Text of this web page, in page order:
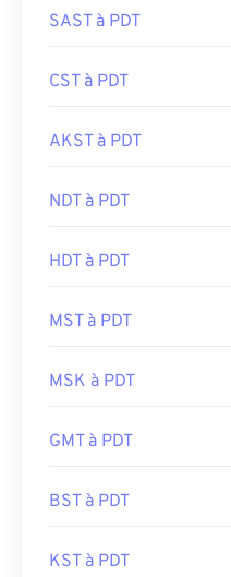
SAST à PDT
CST à PDT
AKST à PDT
NDT à PDT
HDT à PDT
MST à PDT
MSK à PDT
GMT à PDT
BST à PDT
KST à PDT